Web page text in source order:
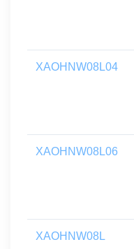
XAOHNW08L04
XAOHNW08L06
XAOHNW08L